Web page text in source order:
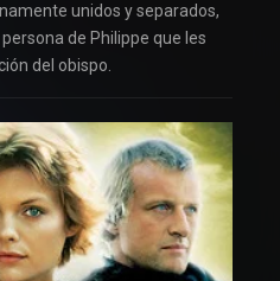
unidos y separados,
de Philippe que les
del obispo.